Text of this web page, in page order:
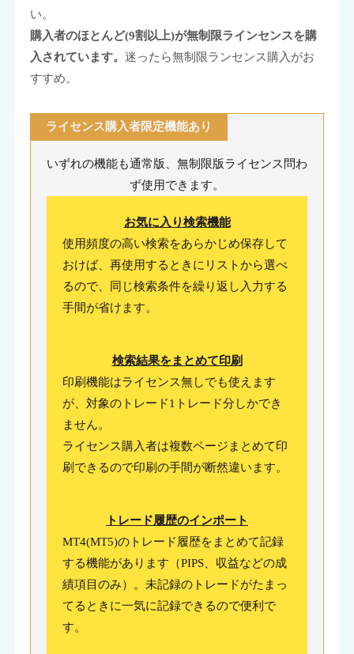
い。
購入者のほとんど(9割以上)が無制限ラインセンスを購
入されています。 迷ったら無制限ランセンス購入がお
すすめ。
ライセンス購入者限定機能あり
いずれの機能も通常版、無制限版ライセンス問わ
ず使用できます。
お気に入り検索機能
使用頻度の高い検索をあらかじめ保存して
おけば、再使用するときにリストから選べ
るので、同じ検索条件を繰り返し入力する
手間が省けます。
検索結果をまとめて印刷
印刷機能はライセンス無しでも使えます
が、対象のトレード1トレード分しかでき
ません。
ライセンス購入者は複数ページまとめて印
刷できるので印刷の手間が断然違います。
トレード履歴のインポート
MT4(MT5)のトレード履歴をまとめて記録
する機能があります（PIPS、収益などの成
績項目のみ）。未記録のトレードがたまっ
てるときに一気に記録できるので便利で
す。